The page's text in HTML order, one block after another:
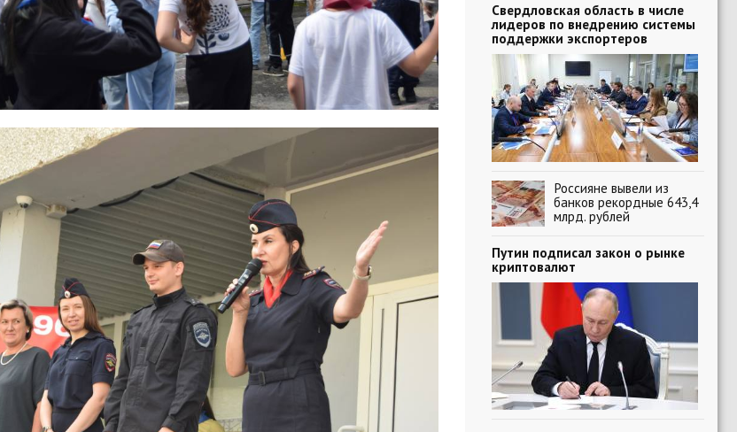
Свердловская область в числе
лидеров по внедрению системы
поддержки экспортеров
Россияне вывели из
банков рекордные 643,4
млрд. рублей
Путин подписал закон о рынке
криптовалют